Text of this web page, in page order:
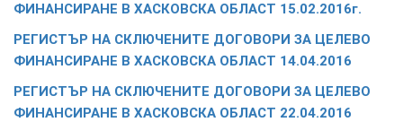
ФИНАНСИРАНЕ В ХАСКОВСКА ОБЛАСТ 15.02.2016г.
РЕГИСТЪР НА СКЛЮЧЕНИТЕ ДОГОВОРИ ЗА ЦЕЛЕВО
ФИНАНСИРАНЕ В ХАСКОВСКА ОБЛАСТ 14.04.2016
РЕГИСТЪР НА СКЛЮЧЕНИТЕ ДОГОВОРИ ЗА ЦЕЛЕВО
ФИНАНСИРАНЕ В ХАСКОВСКА ОБЛАСТ 22.04.2016